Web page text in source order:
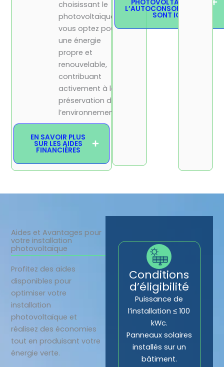
choisissant le
photovoltaïque,
vous optez pour
une énergie
propre et
renouvelable,
contribuant
activement à la
préservation de
l’environnement.
EN SAVOIR PLUS
SUR LES AIDES
FINANCIÈRES
PHOTOVOLTAÏQUE ET
L’AUTOCONSOMMATION
SONT ICI
Aides et Avantages pour
votre installation
photovoltaïque
Profitez des aides
disponibles pour
optimiser votre
installation
photovoltaïque et
réalisez des économies
tout en produisant votre
énergie verte.
Conditions
d’éligibilité
Puissance de
l’installation ≤ 100
kWc.
Panneaux solaires
installés sur un
bâtiment.